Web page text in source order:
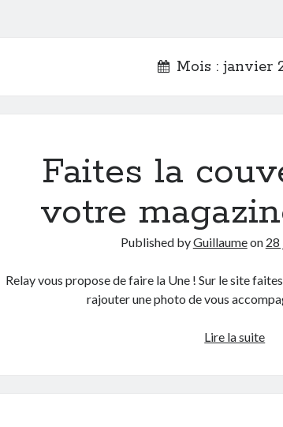
Mois :janvier
Faites la
votre
Published byGuillaumeon 28
Relay vous propose de faire la Une ! Sur le site
rajouter une photo de vous
Lire la suite